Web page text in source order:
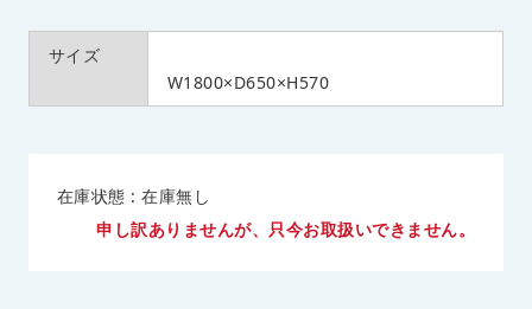
サイズ
W1800×D650×H570
在庫状態 : 在庫無し
申し訳ありませんが、只今お取扱いできません。